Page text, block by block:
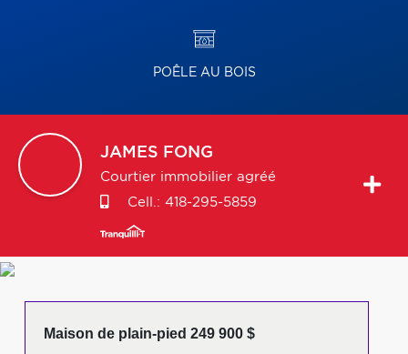
POÊLE AU BOIS
JAMES FONG
Courtier immobilier agréé
Cell.: 418-295-5859
Maison de plain-pied 249 900 $